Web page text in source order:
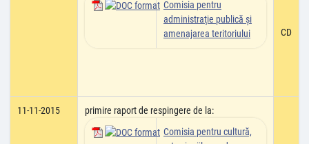
Comisia pentru
administraţie publică şi
amenajarea teritoriului
CD
11-11-2015
primire raport de respingere de la:
Comisia pentru cultură,